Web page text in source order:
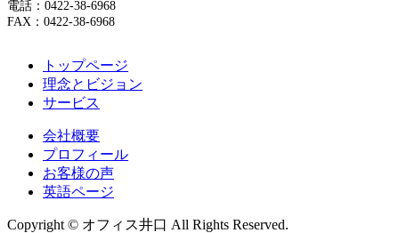
電話：0422-38-6968
FAX：0422-38-6968
トップページ
理念とビジョン
サービス
会社概要
プロフィール
お客様の声
英語ページ
Copyright © オフィス井口 All Rights Reserved.